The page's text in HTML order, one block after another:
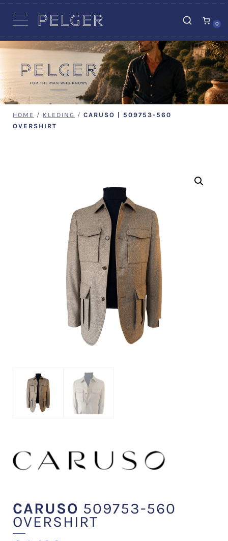
0
HOME / KLEDING / CARUSO | 509753-560
OVERSHIRT
CARUSO 509753-560
OVERSHIRT